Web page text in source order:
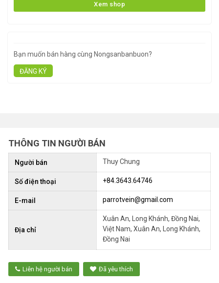
Xem shop
Bạn muốn bán hàng cùng Nongsanbanbuon?
ĐĂNG KÝ
THÔNG TIN NGƯỜI BÁN
Người bán Thuy Chung
Số điện thoại +84.3643.64746
E-mail parrotvein@gmail.com
Địa chỉ
Xuân An, Long Khánh, Đồng Nai,
Việt Nam, Xuân An, Long Khánh,
Đồng Nai
Liên hệ người bán Đã yêu thích